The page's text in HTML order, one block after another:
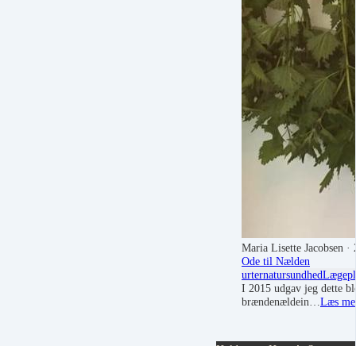
Maria Lisette Jacobsen ·
Ode til Nælden
urternatursundhed
I 2015 udgav jeg dette
brændenældein… Læs